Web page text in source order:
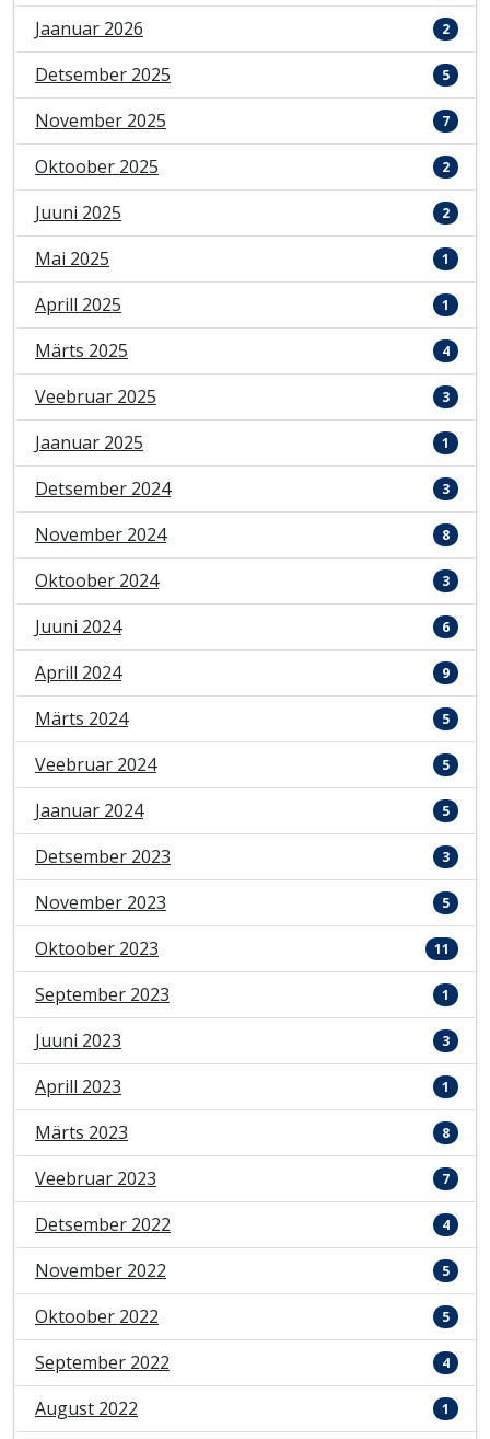
Jaanuar 2026 2
Detsember 2025 5
November 2025 7
Oktoober 2025 2
Juuni 2025 2
Mai 2025 1
Aprill 2025 1
Märts 2025 4
Veebruar 2025 3
Jaanuar 2025 1
Detsember 2024 3
November 2024 8
Oktoober 2024 3
Juuni 2024 6
Aprill 2024 9
Märts 2024 5
Veebruar 2024 5
Jaanuar 2024 5
Detsember 2023 3
November 2023 5
Oktoober 2023 11
September 2023 1
Juuni 2023 3
Aprill 2023 1
Märts 2023 8
Veebruar 2023 7
Detsember 2022 4
November 2022 5
Oktoober 2022 5
September 2022 4
August 2022 1